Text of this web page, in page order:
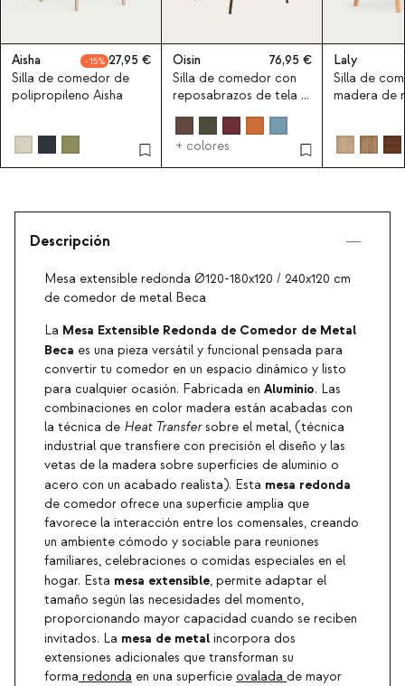
Aisha 15
27,95
Silla de comedor de
polipropileno Aisha
Oisin
76,95
Silla de comedor con
reposabrazos de tela y
metal Oisin
+ colores
Laly
Silla de
madera de
Descripción
Mesa extensible redonda Ø120-180x120 / 240x120 cm
de comedor de metal Beca
La Mesa Extensible Redonda de Comedor de Metal
Beca es una pieza versátil y funcional pensada para
convertir tu comedor en un espacio dinámico y listo
para cualquier ocasión. Fabricada en Aluminio. Las
combinaciones en color madera están acabadas con
la técnica de Heat Transfersobre el metal, (técnica
industrial que transfiere con precisión el diseño y las
vetas de la madera sobre superficies de aluminio o
acero con un acabado realista). Esta mesa redonda
de comedor ofrece una superficie amplia que
favorece la interacción entre los comensales, creando
un ambiente cómodo y sociable para reuniones
familiares, celebraciones o comidas especiales en el
hogar. Esta mesa extensible, permite adaptar el
tamaño según las necesidades del momento,
proporcionando mayor capacidad cuando se reciben
invitados. La mesa de metal incorpora dos
extensiones adicionales que transforman su
forma redonda en una superficie ovalada de mayor